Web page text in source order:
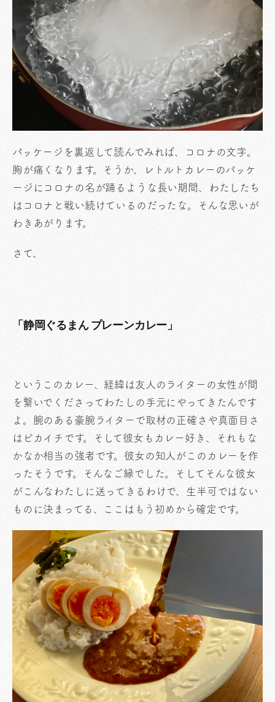
パッケージを裏返して読んでみれば、コロナの文字。
胸が痛くなります。そうか、レトルトカレーのパッケ
ージにコロナの名が踊るような長い期間、わたしたち
はコロナと戦い続けているのだったな。そんな思いが
わきあがります。
さて、
「静岡ぐるまん プレーンカレー」
というこのカレー、経緯は友人のライターの女性が間
を繋いでくださってわたしの手元にやってきたんです
よ。腕のある豪腕ライターで取材の正確さや真面目さ
はピカイチです。そして彼女もカレー好き、それもな
かなか相当の強者です。彼女の知人がこのカレーを作
ったそうです。そんなご縁でした。そしてそんな彼女
がこんなわたしに送ってきるわけで、生半可ではない
ものに決まってる、ここはもう初めから確定です。